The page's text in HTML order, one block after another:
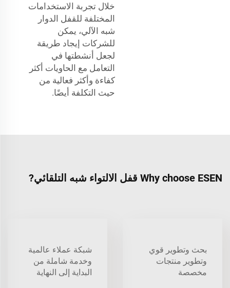
خلال تجربة الاستخدامات
المختلفة للقفل الدوار
شبه الآلي، يمكن
للشركات إيجاد طريقة
لجعل أنشطتها في
التعامل مع الحاويات أكثر
كفاءة وأكثر فعالية من
حيث التكلفة أيضًا.
Why choose ESEN قفل الالتواء شبه التلقائي?
بحث وتطوير قوي
وتطوير منتجات
مخصصة
شبكة عملاء عالمية
وخدمة شاملة من
البداية إلى النهاية